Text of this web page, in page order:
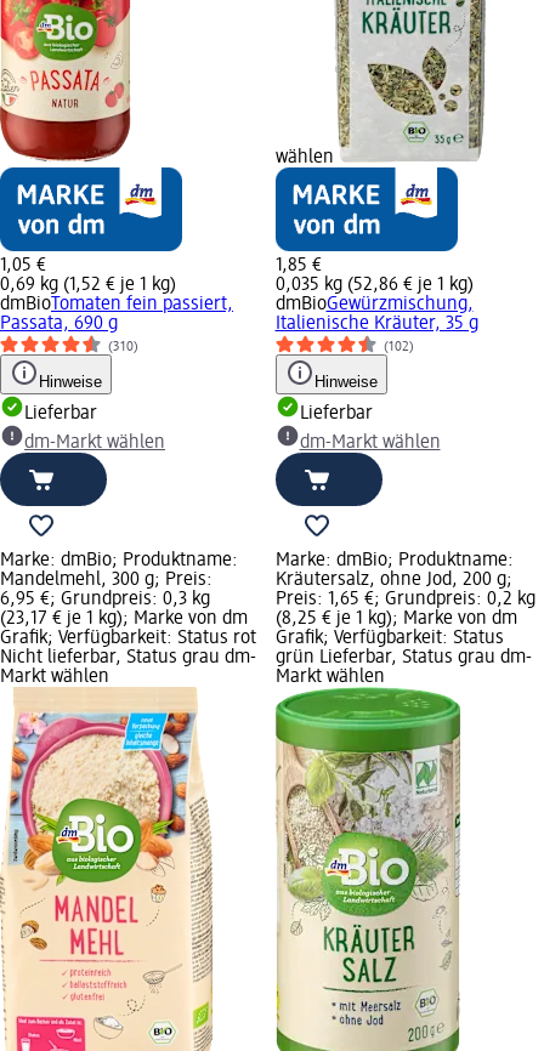
1,05 €
0,69 kg (1,52 € je 1 kg)
dmBioTomaten fein passiert,
Passata, 690 g
(310)
Hinweise
Lieferbar
dm-Markt wählen
wählen
1,85 €
0,035 kg (52,86 € je 1 kg)
dmBioGewürzmischung,
Italienische Kräuter, 35 g
(102)
Hinweise
Lieferbar
dm-Markt wählen
Marke: dmBio; Produktname:
Mandelmehl, 300 g; Preis:
6,95 €; Grundpreis: 0,3 kg
(23,17 € je 1 kg); Marke von dm
Grafik; Verfügbarkeit: Status rot
Nicht lieferbar, Status grau dm-
Markt wählen
Marke: dmBio; Produktname:
Kräutersalz, ohne Jod, 200 g;
Preis: 1,65 €; Grundpreis: 0,2 kg
(8,25 € je 1 kg); Marke von dm
Grafik; Verfügbarkeit: Status
grün Lieferbar, Status grau dm-
Markt wählen